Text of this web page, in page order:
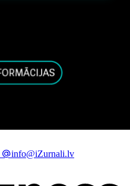
info@iZurnali.lv